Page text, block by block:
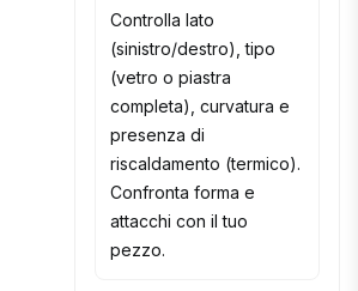
Controlla lato
(sinistro/destro), tipo
(vetro o piastra
completa), curvatura e
presenza di
riscaldamento (termico).
Confronta forma e
attacchi con il tuo
pezzo.